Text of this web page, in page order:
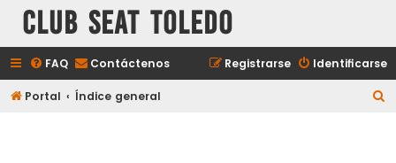
Club Seat Toledo
FAQ Contáctenos Identificarse
Registrarse
Portal Índice general